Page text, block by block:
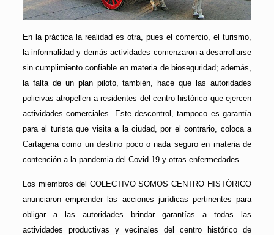
En la práctica la realidad es otra, pues el comercio, el turismo,
la informalidad y demás actividades comenzaron a desarrollarse
sin cumplimiento confiable en materia de bioseguridad; además,
la falta de un plan piloto, también, hace que las autoridades
policivas atropellen a residentes del centro histórico que ejercen
actividades comerciales. Este descontrol, tampoco es garantía
para el turista que visita a la ciudad, por el contrario, coloca a
Cartagena como un destino poco o nada seguro en materia de
contención a la pandemia del Covid 19 y otras enfermedades.
Los miembros del COLECTIVO SOMOS CENTRO HISTÓRICO
anunciaron emprender las acciones jurídicas pertinentes para
obligar a las autoridades brindar garantías a todas las
actividades productivas y vecinales del centro histórico de